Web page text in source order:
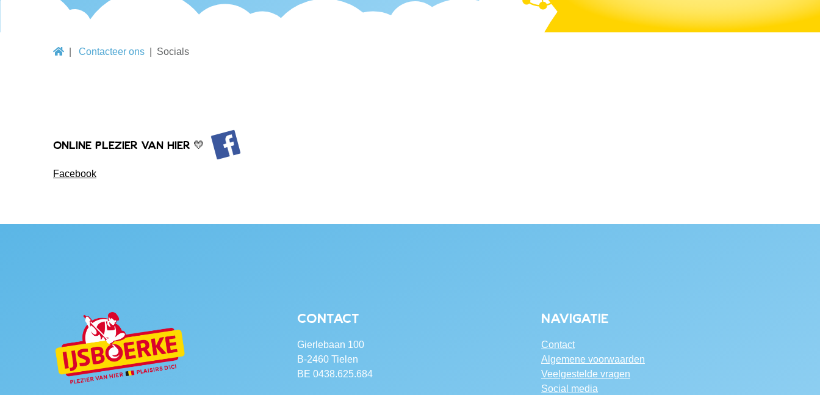
Contacteer ons Socials
Online plezier van hier 💛
Facebook
Contact
Gierlebaan 100
B-2460 Tielen
BE 0438.625.684
Navigatie
Contact
Algemene voorwaarden
Veelgestelde vragen
Social media